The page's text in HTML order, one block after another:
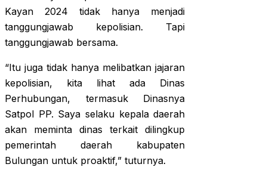
Kayan 2024 tidak hanya menjadi
tanggungjawab kepolisian. Tapi
tanggungjawab bersama.
“Itu juga tidak hanya melibatkan jajaran
kepolisian, kita lihat ada Dinas
Perhubungan, termasuk Dinasnya
Satpol PP. Saya selaku kepala daerah
akan meminta dinas terkait dilingkup
pemerintah daerah kabupaten
Bulungan untuk proaktif,” tuturnya.